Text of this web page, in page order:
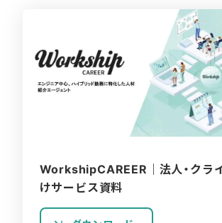
WorkshipCAREER｜法人・クラ
けサービス資料